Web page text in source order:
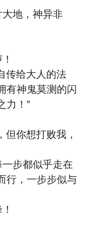
地，神异非
传给大人的法
有神鬼莫测的闪
力！”
但你想打败我，
步都似乎走在
行，一步步似与